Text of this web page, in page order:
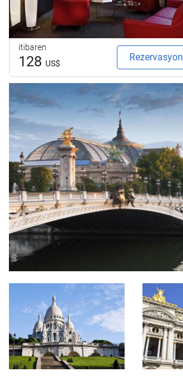
itibaren
128 US$
Rezervasyon